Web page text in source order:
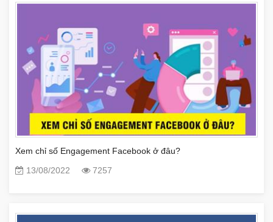
Xem chỉ số Engagement Facebook ở đâu?
13/08/2022
7257